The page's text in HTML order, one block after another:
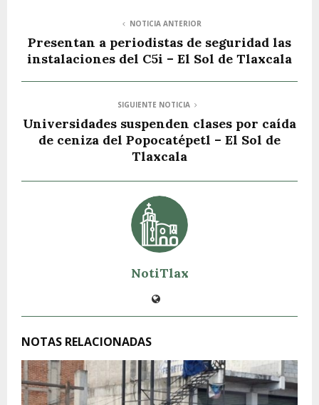
NOTICIA ANTERIOR
Presentan a periodistas de seguridad las
instalaciones del C5i – El Sol de Tlaxcala
SIGUIENTE NOTICIA
Universidades suspenden clases por caída
de ceniza del Popocatépetl – El Sol de
Tlaxcala
NotiTlax
NOTAS RELACIONADAS